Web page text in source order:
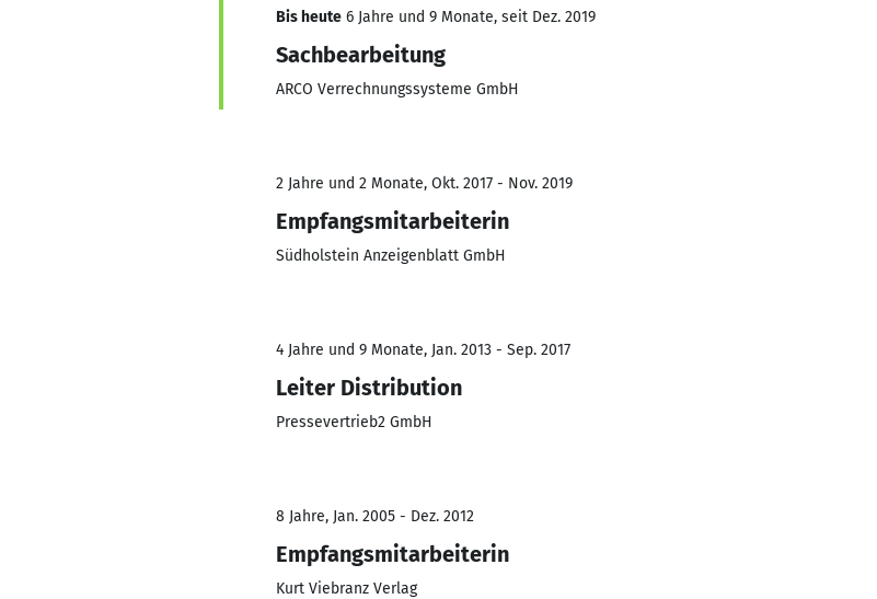
Bis heute 6 Jahre und 9 Monate, seit Dez. 2019
Sachbearbeitung
ARCO Verrechnungssysteme GmbH
2 Jahre und 2 Monate, Okt. 2017 - Nov. 2019
Empfangsmitarbeiterin
Südholstein Anzeigenblatt GmbH
4 Jahre und 9 Monate, Jan. 2013 - Sep. 2017
Leiter Distribution
Pressevertrieb2 GmbH
8 Jahre, Jan. 2005 - Dez. 2012
Empfangsmitarbeiterin
Kurt Viebranz Verlag